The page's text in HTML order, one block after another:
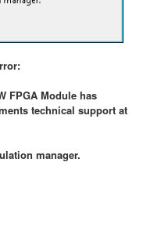
FPGA Module has
technical support at
manager.